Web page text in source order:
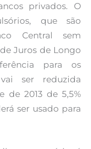
privados. O
que são
Central sem
Juros de Longo
para os
ser reduzida
de 2013 de 5,5%
ser usado para